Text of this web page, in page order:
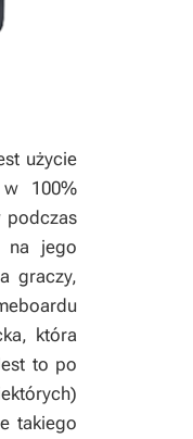
użycie
w 100%
podczas
na jego
graczy,
która
to po
takiego